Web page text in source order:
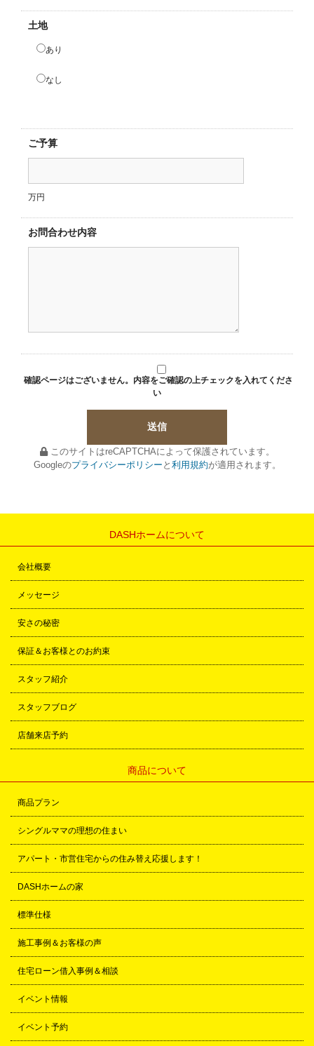
土地
あり
なし
ご予算
万円
お問合わせ内容
確認ページはございません。内容をご確認の上チェックを入れてくださ
い
このサイトはreCAPTCHAによって保護されています。
Googleのプライバシーポリシー と 利用規約が適用されます。
DASHホームについて
会社概要
メッセージ
安さの秘密
保証＆お客様とのお約束
スタッフ紹介
スタッフブログ
店舗来店予約
商品について
商品プラン
シングルママの理想の住まい
アパート・市営住宅からの住み替え応援します！
DASHホームの家
標準仕様
施工事例＆お客様の声
住宅ローン借入事例＆相談
イベント情報
イベント予約